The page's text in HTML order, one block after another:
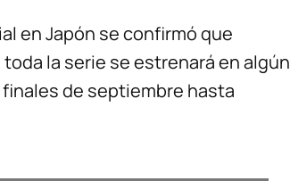
en Japón se confirmó que
la serie se estrenará en algún
de septiembre hasta